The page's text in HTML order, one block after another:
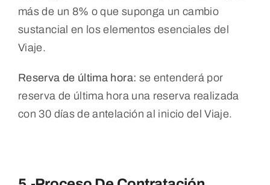
más de un 8% o que suponga un cambio
sustancial en los elementos esenciales del
Viaje.
Reserva de última hora: se entenderá por
reserva de última hora una reserva realizada
con 30 días de antelación al inicio del Viaje.